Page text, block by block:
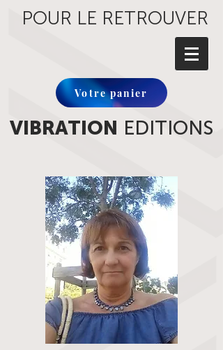
POUR LE RETROUVER
Votre panier
VIBRATION EDITIONS